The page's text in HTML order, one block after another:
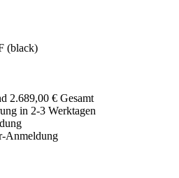
(black)
2.689,00 € Gesamt
in 2-3 Werktagen
Anmeldung